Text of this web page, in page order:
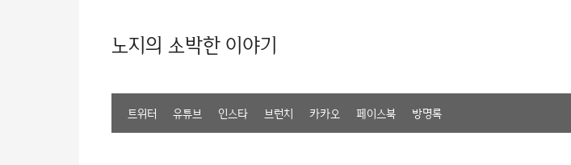
노지의 소박한 이야기
트위터 유튜브 인스타 브런치 카카오 페이스북 방명록